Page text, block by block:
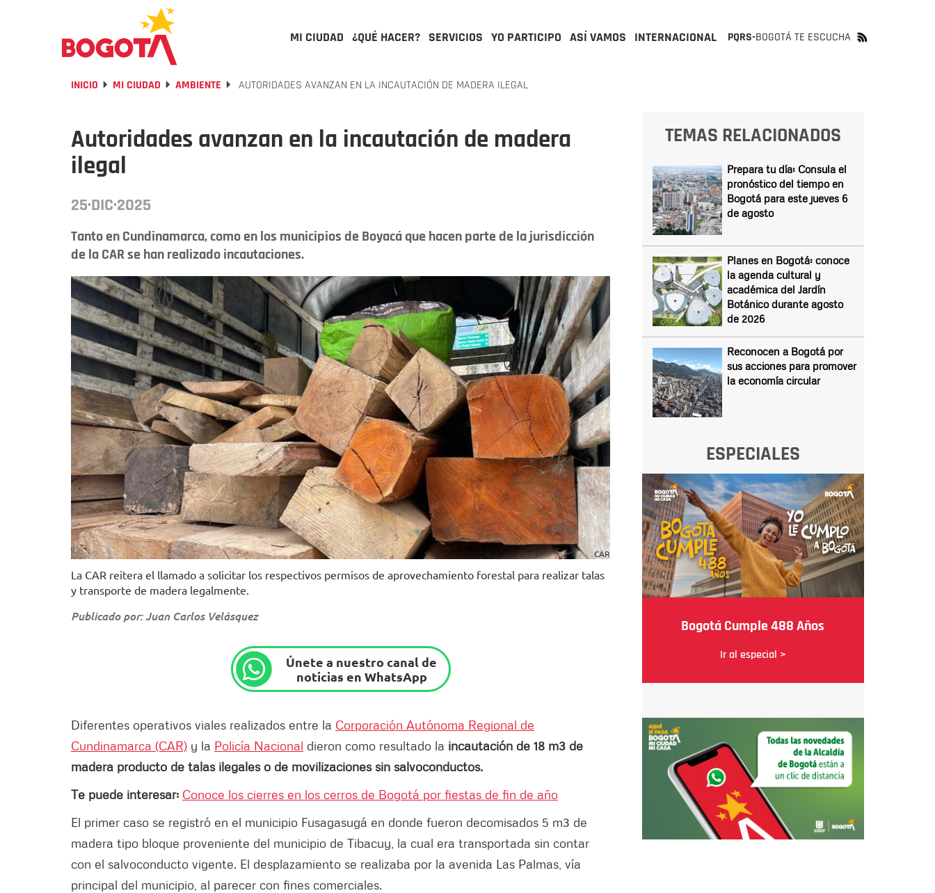
MI CIUDAD ¿QUÉ HACER? SERVICIOS YO PARTICIPO ASÍ VAMOS INTERNACIONAL PQRS-BOGOTÁ TE ESCUCHA
INICIO MI CIUDAD AMBIENTE AUTORIDADES AVANZAN EN LA INCAUTACIÓN DE MADERA ILEGAL
Autoridades avanzan en la incautación de madera
ilegal
25·DIC·2025
Tanto en Cundinamarca, como en los municipios de Boyacá que hacen parte de la jurisdicción
de la CAR se han realizado incautaciones.
CAR
La CAR reitera el llamado a solicitar los respectivos permisos de aprovechamiento forestal para realizar talas
y transporte de madera legalmente.
Publicado por: Juan Carlos Velásquez
Únete a nuestro canal de
noticias en WhatsApp
Diferentes operativos viales realizados entre la Corporación Autónoma Regional de
Cundinamarca (CAR) y la Policía Nacional dieron como resultado la incautación de 18 m3 de
madera producto de talas ilegales o de movilizaciones sin salvoconductos.
Te puede interesar: Conoce los cierres en los cerros de Bogotá por fiestas de fin de año
El primer caso se registró en el municipio Fusagasugá en donde fueron decomisados 5 m3 de
madera tipo bloque proveniente del municipio de Tibacuy, la cual era transportada sin contar
con el salvoconducto vigente. El desplazamiento se realizaba por la avenida Las Palmas, vía
principal del municipio, al parecer con fines comerciales.
TEMAS RELACIONADOS
Prepara tu día: Consula el
pronóstico del tiempo en
Bogotá para este jueves 6
de agosto
Planes en Bogotá: conoce
la agenda cultural y
académica del Jardín
Botánico durante agosto
de 2026
Reconocen a Bogotá por
sus acciones para promover
la economía circular
ESPECIALES
Bogotá Cumple 488 Años
Ir al especial >